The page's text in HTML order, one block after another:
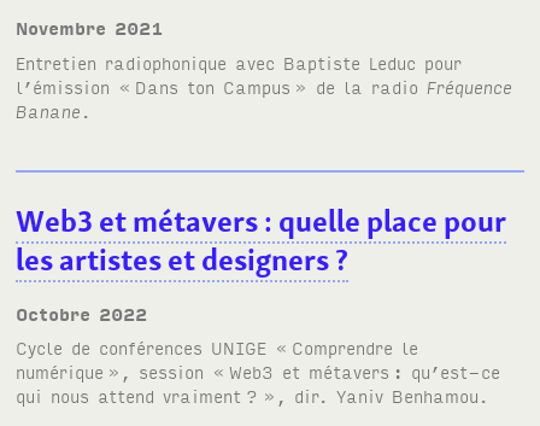
novembre 2021
Entretien radiophonique avec Baptiste Leduc pour
l’émission « Dans ton Campus » de la radio Fréquence
Banane
Web3 et métavers: quelle place pour
les artistes et designers?
octobre 2022
Cycle de conférences UNIGE « Comprendre le
numérique », session « Web3 et métavers : qu’est-ce
qui nous attend vraiment ? » , dir. Yaniv Benhamou.